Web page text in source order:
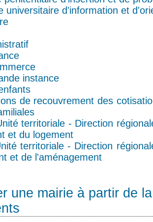
universitaire d'information et
instance
de recouvrement des
territoriale - Direction
et du logement
territoriale - Direction
et de l'aménagement
une mairie à partir de